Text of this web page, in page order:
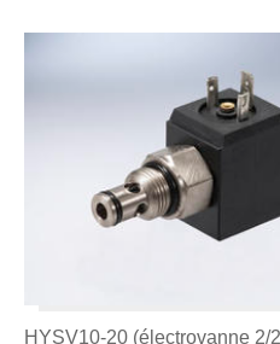
HYSV10-20 (électrovanne 2/